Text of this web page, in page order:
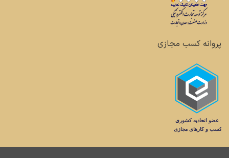
پروانه کسب مجازی